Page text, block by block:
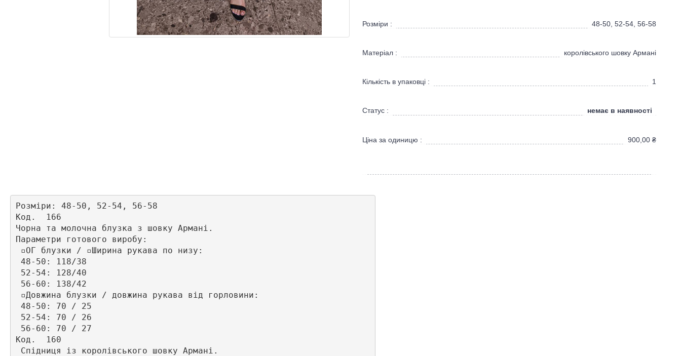
Розміри : 48-50, 52-54, 56-58
Матеріал : королівського шовку Армані
Кількість в упаковці : 1
Статус : немає в наявності
Ціна за одиницю : 900,00 ₴
Розміри: 48-50, 52-54, 56-58
Код.  166
Чорна та молочна блузка з шовку Армані.
Параметри готового виробу:
▫️ОГ блузки / ▫️Ширина рукава по низу:
48-50: 118/38
52-54: 128/40
56-60: 138/42
▫️Довжина блузки / довжина рукава від горловини:
48-50: 70 / 25
52-54: 70 / 26
56-60: 70 / 27
Код.  160
Спідниця із королівського шовку Армані.